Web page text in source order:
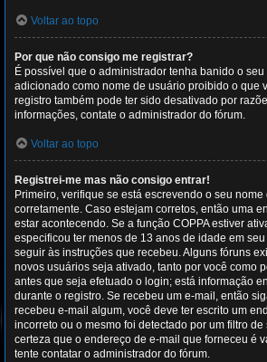
Voltar ao topo
Por que não consigo me registrar?
É possível que o administrador tenha banido o
adicionado como nome de usuário proibido o que
registro também pode ter sido desativado por
informações, contate o administrador do fórum.
Voltar ao topo
Registrei-me mas não consigo entrar!
Primeiro, verifique se está escrevendo o seu
corretamente. Caso estejam corretos, então uma
estar acontecendo. Se a função COPPA estiver
especificou ter menos de 13 anos de idade em
seguir às instruções que recebeu. Alguns fóruns
novos usuários seja ativado, tanto por você como
antes que seja efetuado o login; está informação
durante o registro. Se recebeu um e-mail, então
recebeu e-mail algum, você deve ter escrito um
incorreto ou o mesmo foi detectado por um filtro de
certeza que o endereço de e-mail que forneceu é
tente contatar o administrador do fórum.